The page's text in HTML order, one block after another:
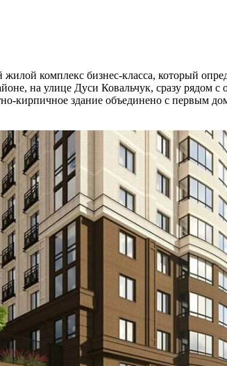
комплекс бизнес-класса, который
на улице Дуси Ковальчук, сразу
кирпичное здание объединено с первым